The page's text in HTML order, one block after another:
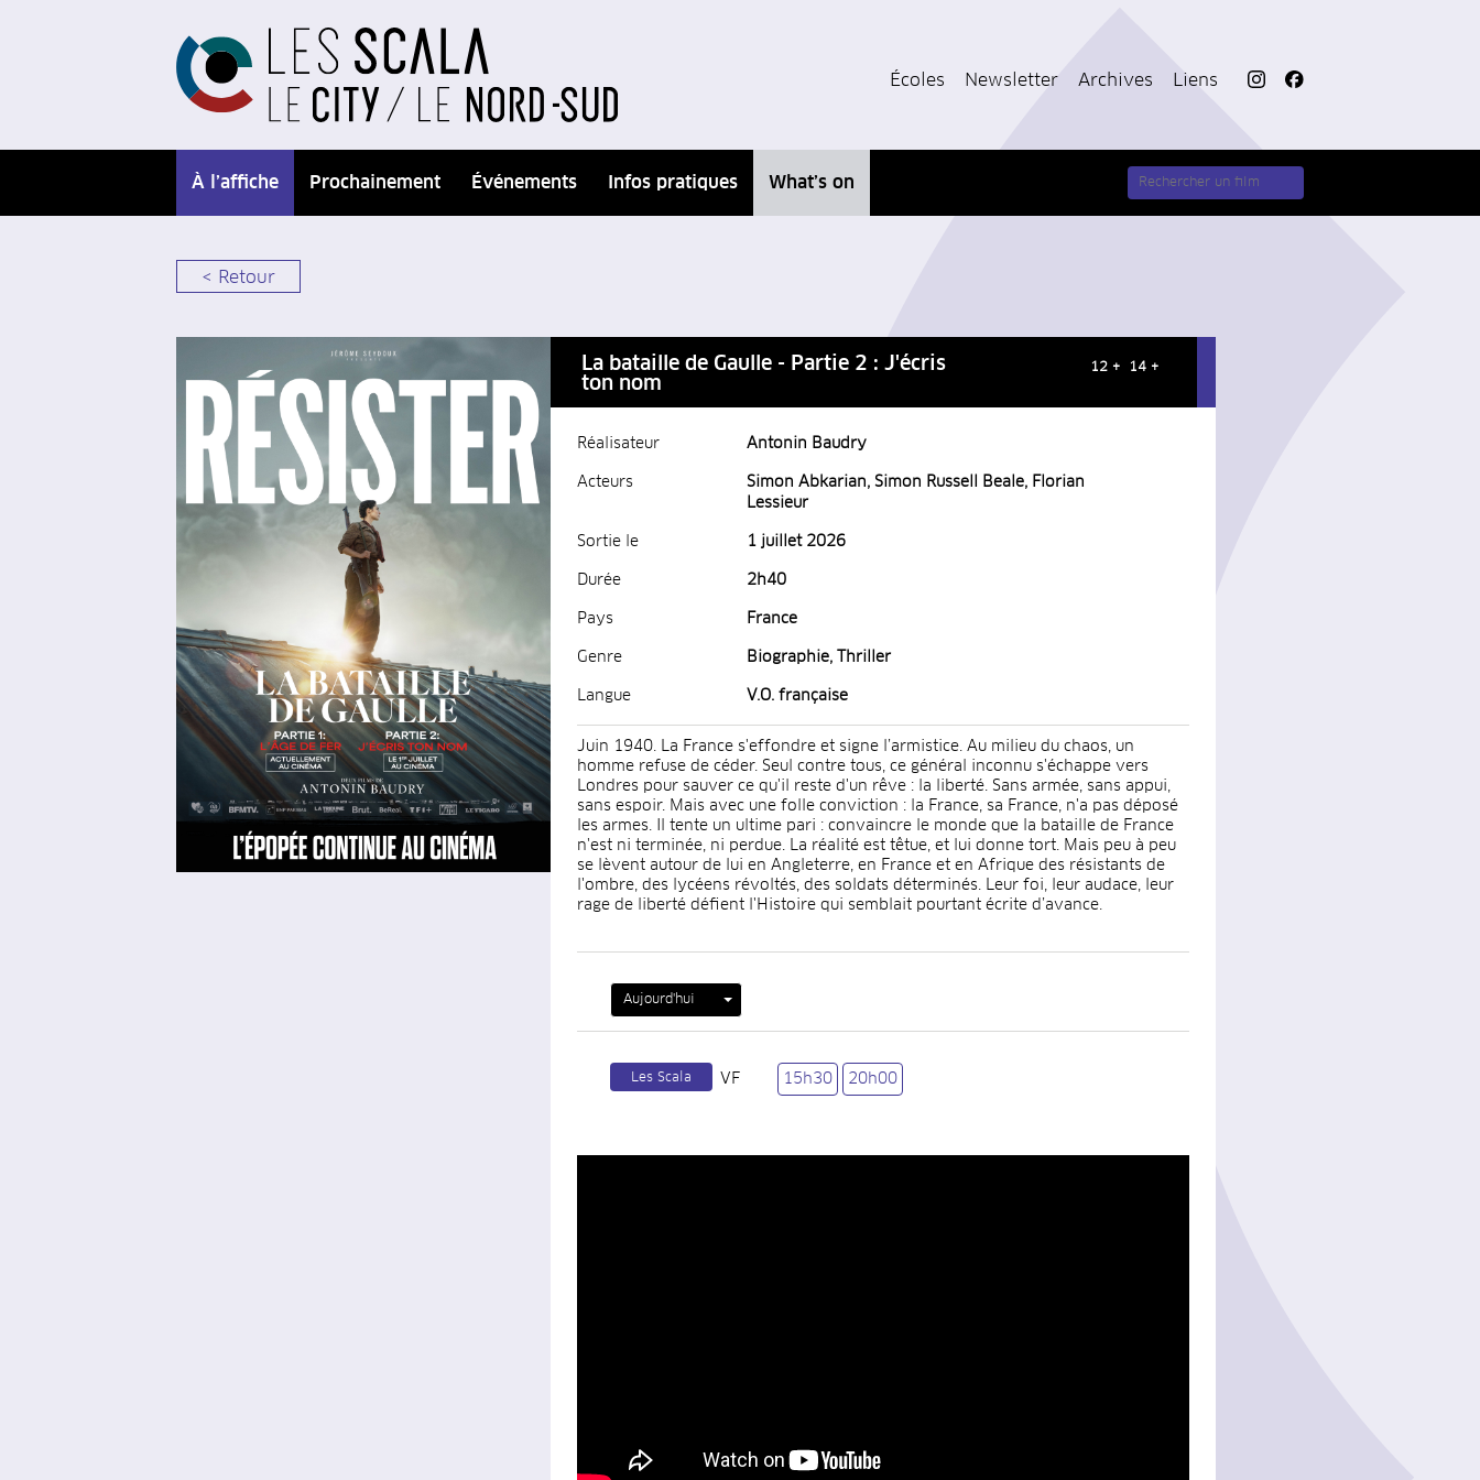
Écoles Newsletter Archives Liens
À l’affiche Prochainement Événements Infos pratiques What’s on
< Retour
La bataille de Gaulle - Partie 2 : J'écris
ton nom
12 + 14 +
Réalisateur Antonin Baudry
Acteurs
Simon Abkarian, Simon Russell Beale, Florian
Lessieur
Sortie le 1 juillet 2026
Durée 2h40
Pays France
Genre Biographie, Thriller
Langue V.O. française
Juin 1940. La France s'effondre et signe l’armistice. Au milieu du chaos, un
homme refuse de céder. Seul contre tous, ce général inconnu s'échappe vers
Londres pour sauver ce qu'il reste d'un rêve : la liberté. Sans armée, sans appui,
sans espoir. Mais avec une folle conviction : la France, sa France, n'a pas déposé
les armes. Il tente un ultime pari : convaincre le monde que la bataille de France
n'est ni terminée, ni perdue. La réalité est têtue, et lui donne tort. Mais peu à peu
se lèvent autour de lui en Angleterre, en France et en Afrique des résistants de
l'ombre, des lycéens révoltés, des soldats déterminés. Leur foi, leur audace, leur
rage de liberté défient l'Histoire qui semblait pourtant écrite d’avance.
Aujourd'hui
Les Scala VF 15h30 20h00